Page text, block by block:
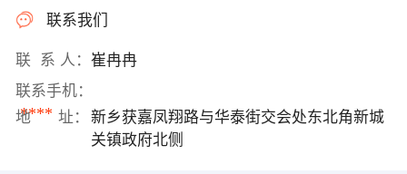
联系我们
联 系 人： 崔冉冉
联系手机：
****
地 址：
新乡获嘉凤翔路与华泰街交会处东北角新城
关镇政府北侧